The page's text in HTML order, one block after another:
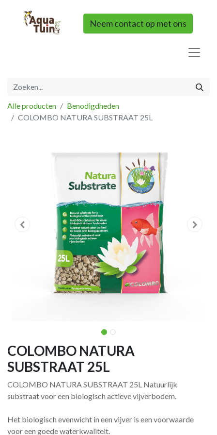
Neem contact op met ons
Alle producten
Benodigdheden
COLOMBO NATURA SUBSTRAAT 25L
COLOMBO NATURA
SUBSTRAAT 25L
COLOMBO NATURA SUBSTRAAT 25L Natuurlijk
substraat voor een biologisch actieve vijverbodem.
Het biologisch evenwicht in een vijver is een voorwaarde
voor een goede waterkwaliteit.